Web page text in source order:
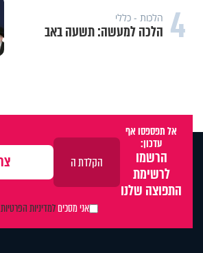
4 הלכות - כללי
הלכה למעשה: תשעה באב
אל תפספסו אף
עדכון:
הרשמו
לרשימת
התפוצה שלנו
אני מסכיםלמדיניות הפרטיות